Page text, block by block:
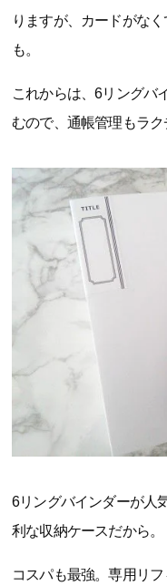
りますが、カードがな
も。
これからは、6リングバ
むので、通帳管理もラク
6リングバインダーが人
利な収納ケースだから。
コスパも最強。専用リ